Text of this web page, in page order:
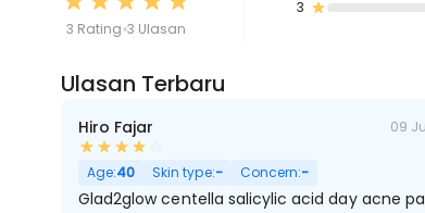
3 Rating 3 Ulasan
3
Ulasan Terbaru
Hiro Fajar 09
Age:40 Skin type:- Concern:-
Glad2glow centella salicylic acid day acne